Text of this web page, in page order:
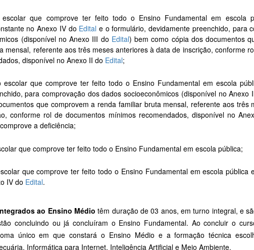
que comprove ter feito todo o Ensino Fundamental em escola
no Anexo IV do Edital e o formulário, devidamente preenchido, para
(disponível no Anexo III do Edital) bem como cópia dos documentos
mensal, referente aos três meses anteriores à data de inscrição, conforme
disponível no Anexo II do Edital;
escolar que comprove ter feito todo o Ensino Fundamental em escola
para comprovação dos dados socioeconômicos (disponível no Anexo
que comprovem a renda familiar bruta mensal, referente aos três
conforme rol de documentos mínimos recomendados, disponível no
a deficiência;
que comprove ter feito todo o Ensino Fundamental em escola pública;
que comprove ter feito todo o Ensino Fundamental em escola pública
IV do Edital.
ao Ensino Médiotêm duração de 03 anos, em turno integral, e
concluindo ou já concluíram o Ensino Fundamental. Ao concluir o
único em que constará o Ensino Médio e a formação técnica
Informática para Internet, Inteligência Artificial e Meio Ambiente.